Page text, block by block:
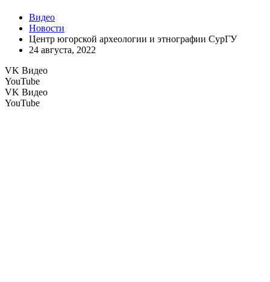
Видео
Новости
Центр югорской археологии и этнографии СурГУ
24 августа, 2022
VK Видео
YouTube
VK Видео
YouTube